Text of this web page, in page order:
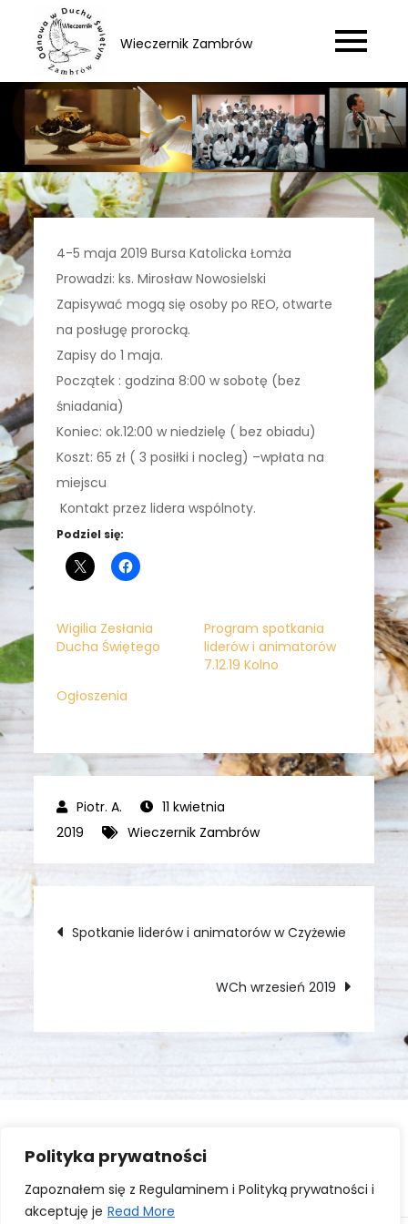
Polityka prywatności
Zapoznałem się z Regulaminem i Polityką prywatności i
akceptuję je Read More
content
Wieczernik Zambrów
4-5 maja 2019 Bursa Katolicka Łomża
Prowadzi: ks. Mirosław Nowosielski
Zapisywać mogą się osoby po REO, otwarte
na posługę prorocką.
Zapisy do 1 maja.
Początek : godzina 8:00 w sobotę (bez
śniadania)
Koniec: ok.12:00 w niedzielę ( bez obiadu)
Koszt: 65 zł ( 3 posiłki i nocleg) –wpłata na
miejscu
Kontakt przez lidera wspólnoty.
Podziel się:
Wigilia Zesłania
Ducha Świętego
Program spotkania
liderów i animatorów
7.12.19 Kolno
Ogłoszenia
11 kwietnia
2019
Wieczernik Zambrów
Nawigacja
Spotkanie liderów i animatorów w Czyżewie
WCh wrzesień 2019
Zaloguj się